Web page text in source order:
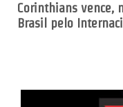
Corinthians vence,
Brasil pelo